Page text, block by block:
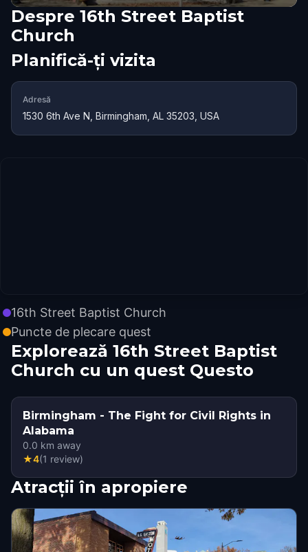
Despre 16th Street Baptist
Church
Planifică-ți vizita
Adresă
1530 6th Ave N, Birmingham, AL 35203, USA
16th Street Baptist Church
Puncte de plecare quest
Explorează 16th Street Baptist
Church cu un quest Questo
Birmingham - The Fight for Civil Rights in
Alabama
0.0 km away
★4(1 review)
Atracții în apropiere